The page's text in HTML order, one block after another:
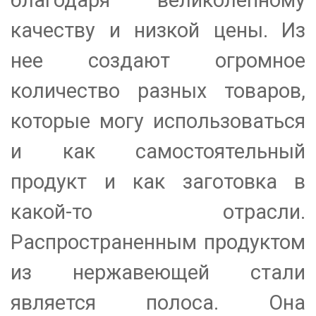
качеству и низкой цены. Из
нее создают огромное
количество разных товаров,
которые могу использоваться
и как самостоятельный
продукт и как заготовка в
какой-то отрасли.
Распространенным продуктом
из нержавеющей стали
является полоса. Она